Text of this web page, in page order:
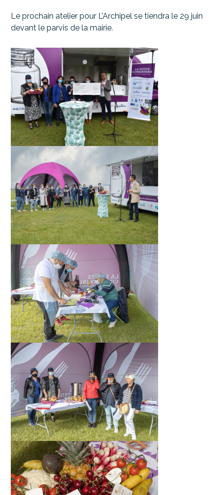
Le prochain atelier pour L’Archipel se tiendra le 29 juin
devant le parvis de la mairie.